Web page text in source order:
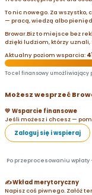
To nic nowego. Za wszystko,
— pracą, wiedzą albo
Browar.Biz to miejsce bez
dzięki ludziom, którzy uznali,
Aktualny poziom wsparcia:
To cel finansowy umożliwiający
Możesz wesprzeć
💛 Wsparcie finansowe
Jeśli możesz i chcesz —
Zaloguj się i wspieraj
Po przeprocesowaniu wpłaty
✍️ Wkład merytoryczny
Napisz coś piwnego. Załóż